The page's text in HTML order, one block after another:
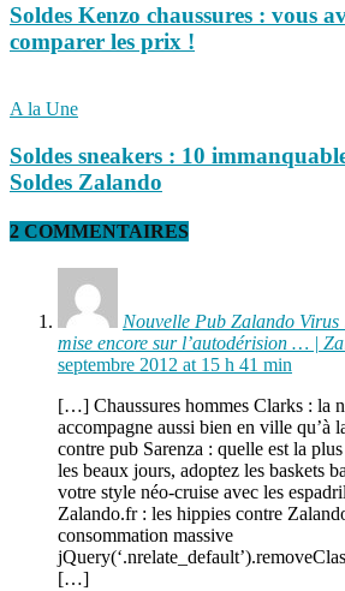
Soldes Kenzo chaussures : vous
comparer les prix !
A la Une
Soldes sneakers : 10
Soldes Zalando
2 COMMENTAIRES
Nouvelle Pub Zalando
mise encore sur l’autodérision … |
septembre 2012 at 15 h 41 min
[…] Chaussures hommes Clarks : la
accompagne aussi bien en ville
contre pub Sarenza : quelle est la
les beaux jours, adoptez les baskets
votre style néo-cruise avec les
Zalando.fr : les hippies contre
consommation massive
[…]